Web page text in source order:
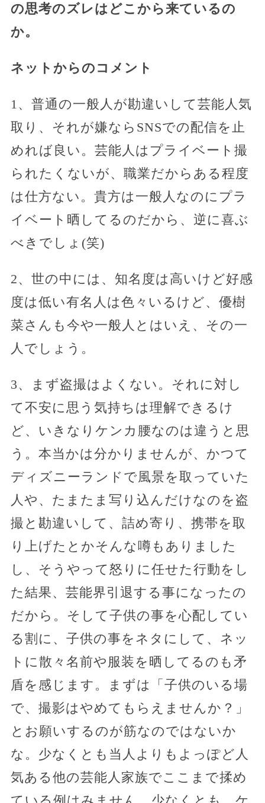
の思考のズレはどこから来ているの
か。
ネットからのコメント
1、普通の一般人が勘違いして芸能人気
取り、それが嫌ならSNSでの配信を止
めれば良い。芸能人はプライベート撮
られたくないが、職業だからある程度
は仕方ない。貴方は一般人なのにプラ
イベート晒してるのだから、逆に喜ぶ
べきでしょ(笑)
2、世の中には、知名度は高いけど好感
度は低い有名人は色々いるけど、優樹
菜さんも今や一般人とはいえ、その一
人でしょう。
3、まず盗撮はよくない。それに対し
て不安に思う気持ちは理解できるけ
ど、いきなりケンカ腰なのは違うと思
う。本当かは分かりませんが、かつて
ディズニーランドで風景を取っていた
人や、たまたま写り込んだけなのを盗
撮と勘違いして、詰め寄り、携帯を取
り上げたとかそんな噂もありました
し、そうやって怒りに任せた行動をし
た結果、芸能界引退する事になったの
だから。そして子供の事を心配してい
る割に、子供の事をネタにして、ネッ
トに散々名前や服装を晒してるのも矛
盾を感じます。まずは「子供のいる場
で、撮影はやめてもらえませんか？」
とお願いするのが筋なのではないか
な。少なくとも当人よりもよっぽど人
気ある他の芸能人家族でここまで揉め